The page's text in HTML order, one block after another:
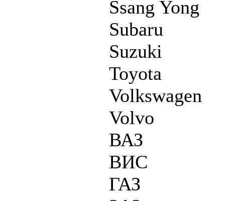
Ssang Yong
Subaru
Suzuki
Toyota
Volkswagen
Volvo
ВАЗ
ВИС
ГАЗ